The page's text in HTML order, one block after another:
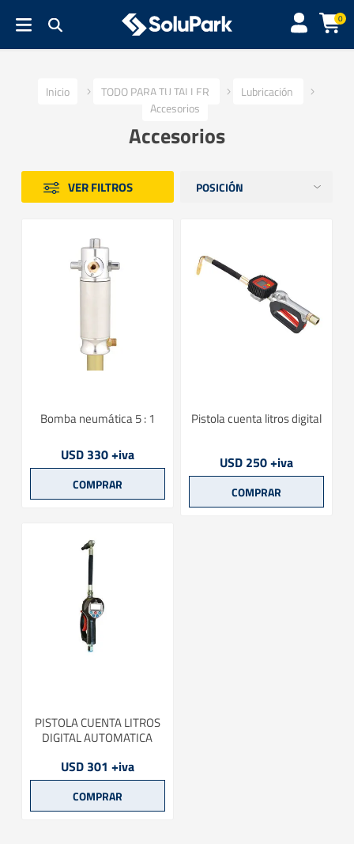
0
Inicio TODO PARA TU TALLER
Lubricación
Accesorios
Accesorios
VER FILTROS
Bomba neumática 5 : 1
USD 330 +iva
Pistola cuenta litros digital
USD 250 +iva
PISTOLA CUENTA LITROS
DIGITAL AUTOMATICA
USD 301 +iva